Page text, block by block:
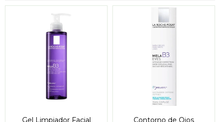
Gel Limpiador Facial
Contorno de Ojos